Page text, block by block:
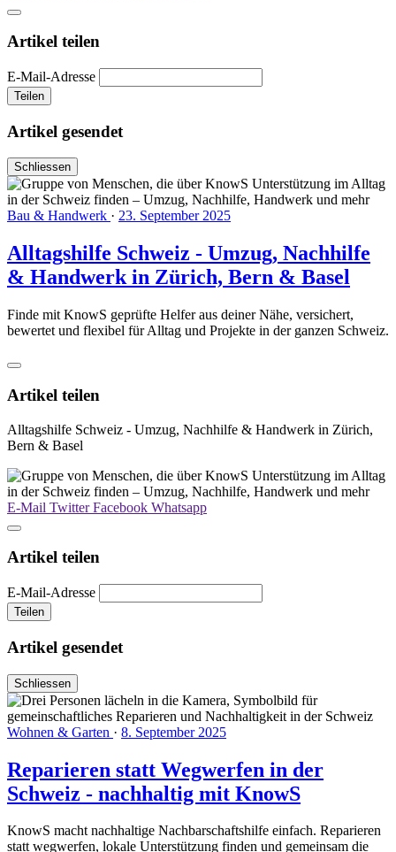
Artikel teilen
E-Mail-Adresse
Teilen
Artikel gesendet
Schliessen
Bau & Handwerk · 23. September 2025
Alltagshilfe Schweiz - Umzug, Nachhilfe
& Handwerk in Zürich, Bern & Basel
Finde mit KnowS geprüfte Helfer aus deiner Nähe, versichert,
bewertet und flexibel für Alltag und Projekte in der ganzen Schweiz.
Artikel teilen
Alltagshilfe Schweiz - Umzug, Nachhilfe & Handwerk in Zürich,
Bern & Basel
E-Mail TwitterFacebook Whatsapp
Artikel teilen
E-Mail-Adresse
Teilen
Artikel gesendet
Schliessen
Wohnen & Garten · 8. September 2025
Reparieren statt Wegwerfen in der
Schweiz - nachhaltig mit KnowS
KnowS macht nachhaltige Nachbarschaftshilfe einfach. Reparieren
statt wegwerfen, lokale Unterstützung finden und gemeinsam die